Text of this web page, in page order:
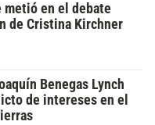
metió en el debate
de Cristina Kirchner
Benegas Lynch
de intereses en el